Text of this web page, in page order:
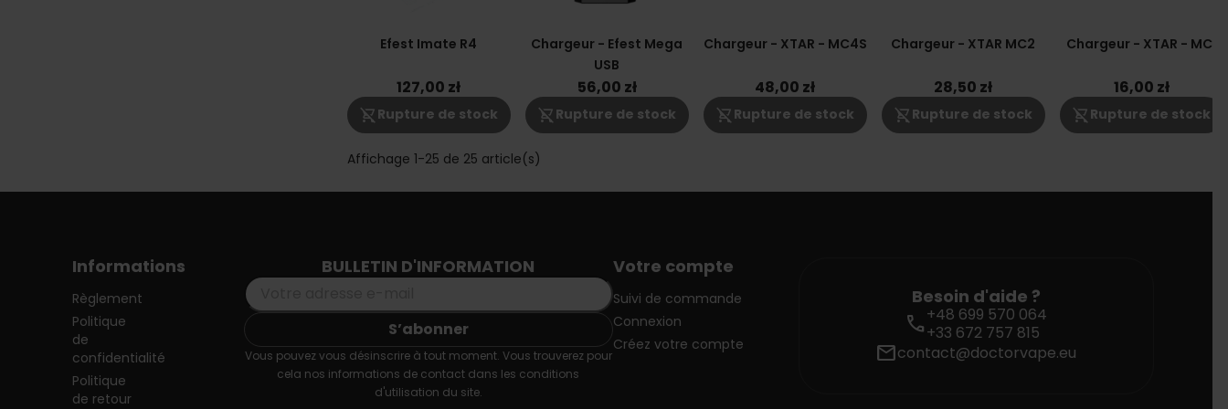
Efest Imate R4
127,00 zł
shopping_cart_off Rupture de stock
Chargeur - Efest Mega
USB
56,00 zł
shopping_cart_off Rupture de stock
Chargeur - XTAR - MC4S
48,00 zł
shopping_cart_off Rupture de stock
Chargeur - XTAR MC2
28,50 zł
shopping_cart_off Rupture de stock
Chargeur - XTAR - MC1
16,00 zł
shopping_cart_off Rupture de stock
Affichage 1-25 de 25 article(s)
Informations
Règlement
Politique
de
confidentialité
Politique
de retour
BULLETIN D'INFORMATION
Vous pouvez vous désinscrire à tout moment. Vous trouverez pour
cela nos informations de contact dans les conditions
d'utilisation du site.
Votre compte
Suivi de commande
Connexion
Créez votre compte
Besoin d'aide ?
call+48 699 570 064
+33 672 757 815
mailcontact@doctorvape.eu